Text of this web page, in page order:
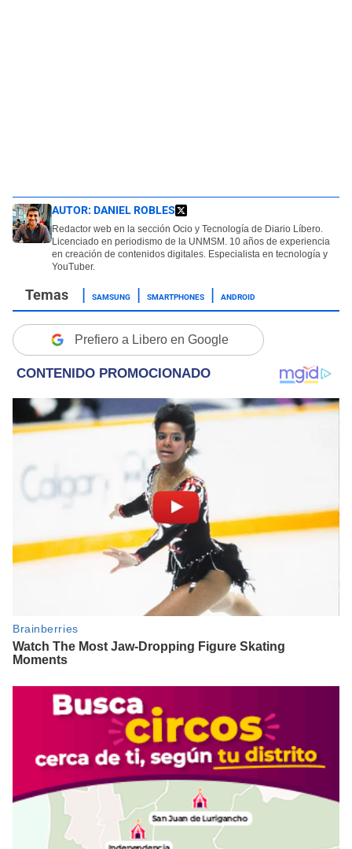
AUTOR: DANIEL ROBLES
Redactor web en la sección Ocio y Tecnología de Diario Líbero.
Licenciado en periodismo de la UNMSM. 10 años de experiencia
en creación de contenidos digitales. Especialista en tecnología y
YouTuber.
SAMSUNG SMARTPHONES ANDROID
Prefiero a Libero en Google